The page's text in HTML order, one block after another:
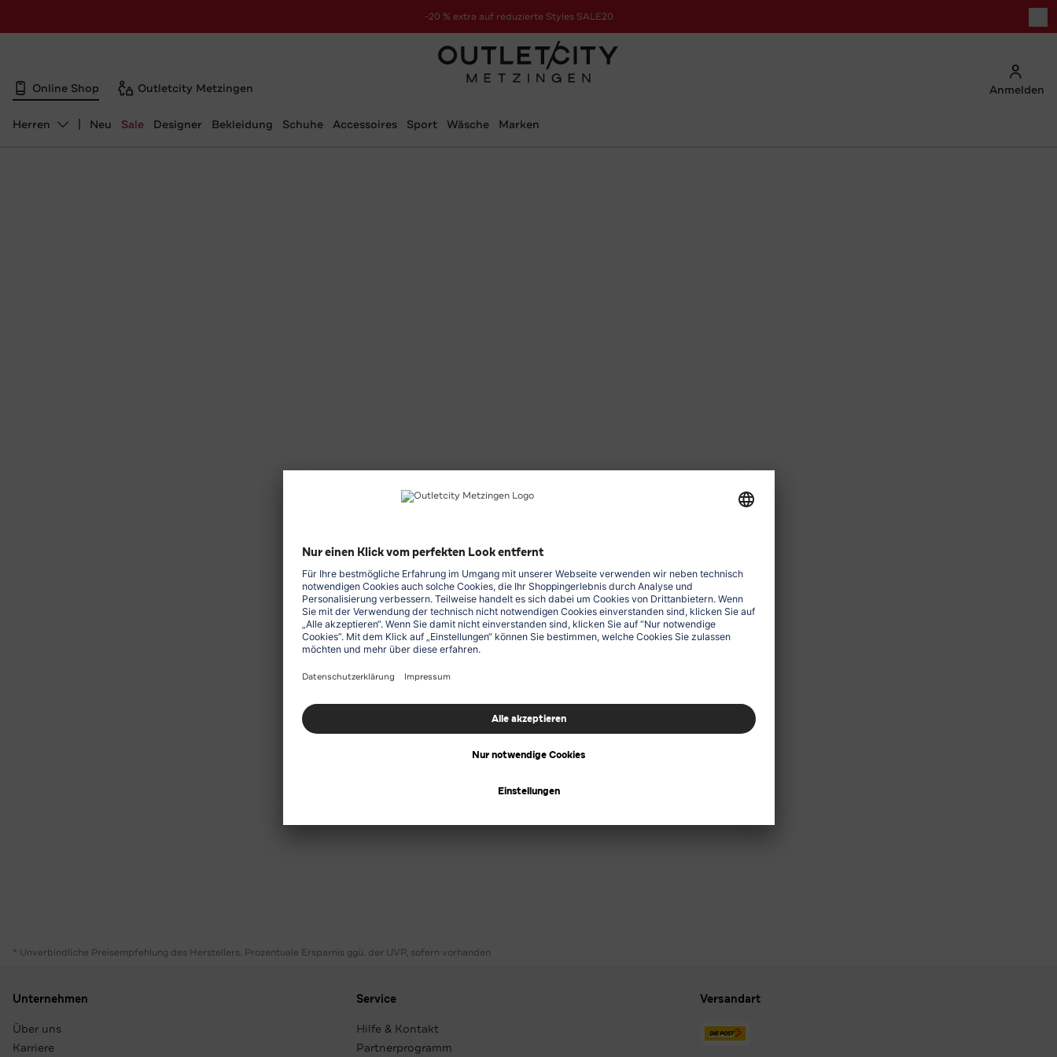
-20 % extra auf reduzierte Styles SALE20
zur Aktion
Online Shop Outletcity Metzingen Anmelden
Abteilung ändern, ausgewählt:
Herren Neu Sale Designer Bekleidung Schuhe Accessoires Sport Wäsche Marken
* Unverbindliche Preisempfehlung des Herstellers. Prozentuale Ersparnis ggü. der UVP, sofern vorhanden
Unternehmen
Über uns
Karriere
Service
Hilfe & Kontakt
Partnerprogramm
Versandart